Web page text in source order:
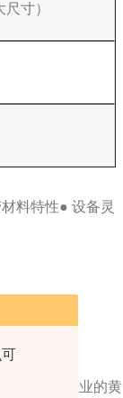
寸）
料特性● 设备灵
米；拥有专业的黄